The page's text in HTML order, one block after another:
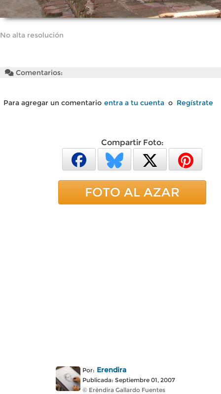
No alta resolución
Comentarios:
Para agregar un comentario entra a tu cuenta o Regístrate
Compartir Foto:
FOTO AL AZAR
Por: Erendira
Publicada: Septiembre 01, 2007
© Erèndira Gallardo Fuentes